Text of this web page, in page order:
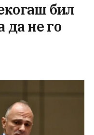
бил
да не го